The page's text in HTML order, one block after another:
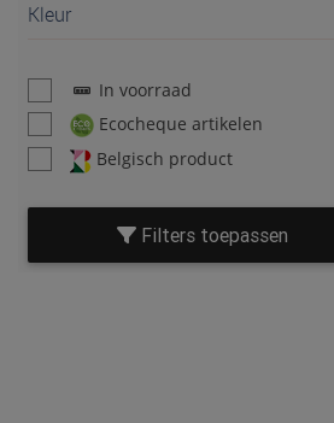
Kleur
In voorraad
Ecocheque artikelen
Belgisch product
Filters toepassen